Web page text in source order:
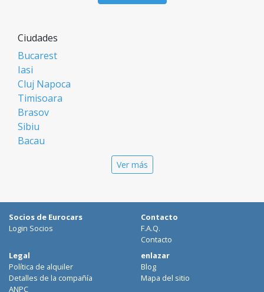
Ciudades
Bucarest
Iasi
Cluj Napoca
Timisoara
Brasov
Sibiu
Bacau
Galati
Suceava
Focsani
Targoviste
Ploiesti
Ver más
Socios de Eurocars
Login Socios
Contacto
F.A.Q.
Contacto
Legal
Política de alquiler
Detalles de la compañía
ANPC
enlazar
Blog
Mapa del sitio